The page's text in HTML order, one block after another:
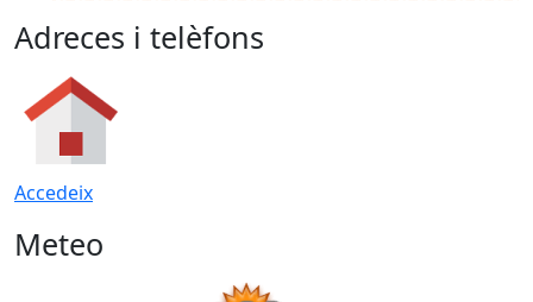
Adreces i telèfons
Accedeix
Meteo